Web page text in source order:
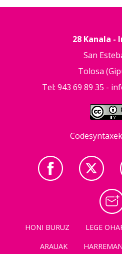
28 Kanala -
San
Tolosa
Tel: 943 69 89 35 -
HONI BURUZ LEGE
ARAUAK